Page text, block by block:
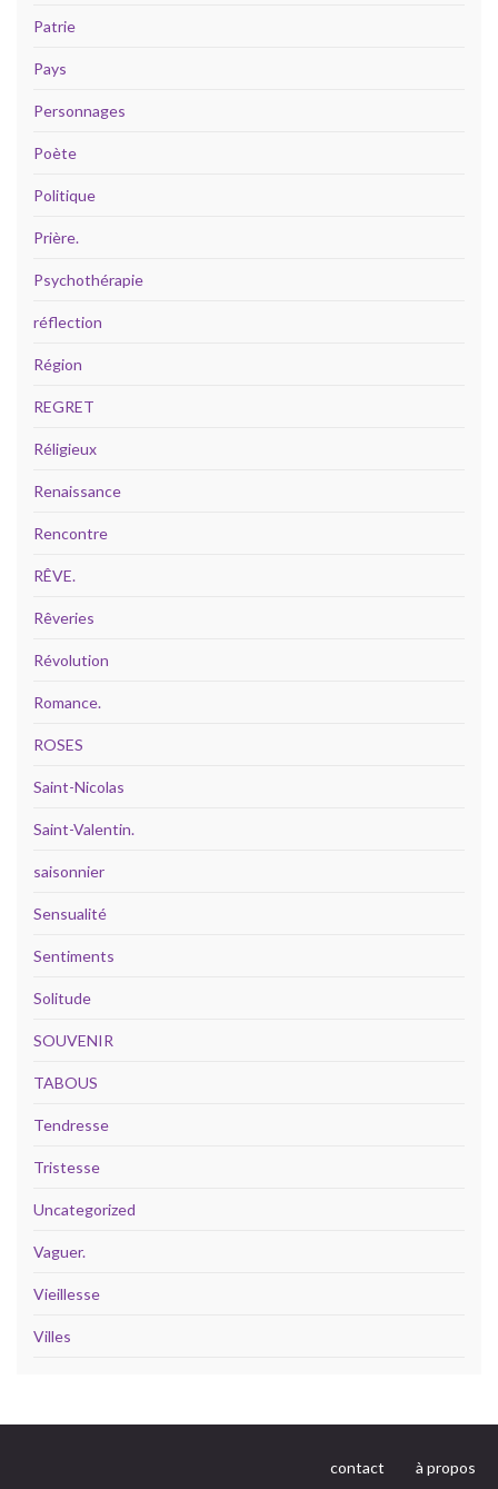
Patrie
Pays
Personnages
Poète
Politique
Prière.
Psychothérapie
réflection
Région
REGRET
Réligieux
Renaissance
Rencontre
RÊVE.
Rêveries
Révolution
Romance.
ROSES
Saint-Nicolas
Saint-Valentin.
saisonnier
Sensualité
Sentiments
Solitude
SOUVENIR
TABOUS
Tendresse
Tristesse
Uncategorized
Vaguer.
Vieillesse
Villes
contact à propos